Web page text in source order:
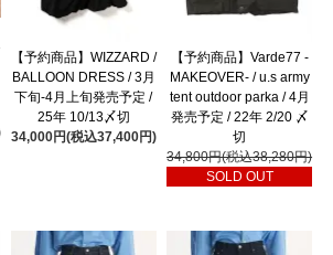
【予約商品】WIZZARD /
BALLOON DRESS / 3月
下旬-4月上旬発売予定 /
25年 10/13〆切
34,000円(税込37,400円)
【予約商品】Varde77 -
MAKEOVER- / u.s army
tent outdoor parka / 4月
発売予定 / 22年 2/20 〆
切
34,800円(税込38,280円)
SOLD OUT